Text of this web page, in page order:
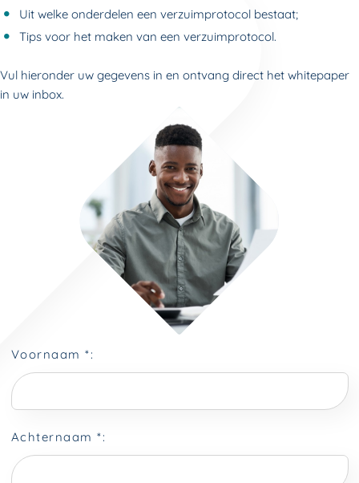
Uit welke onderdelen een verzuimprotocol bestaat;
Tips voor het maken van een verzuimprotocol.
Vul hieronder uw gegevens in en ontvang direct het whitepaper
in uw inbox.